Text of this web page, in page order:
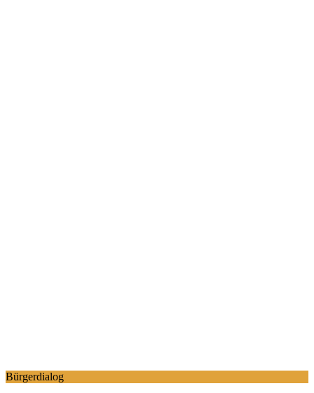
Bürgerdialog